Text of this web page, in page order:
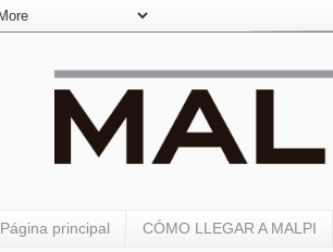
Página principal CÓMO LLEGAR A MALPI